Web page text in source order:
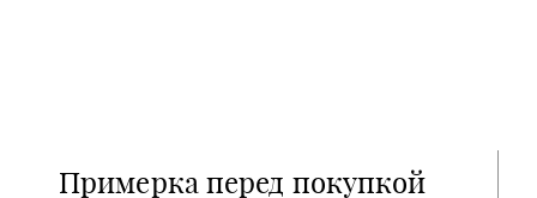
Примерка перед покупкой